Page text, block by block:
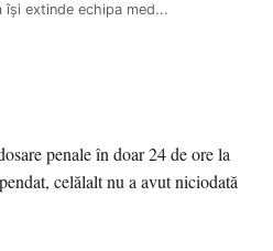
își extinde echipa med...